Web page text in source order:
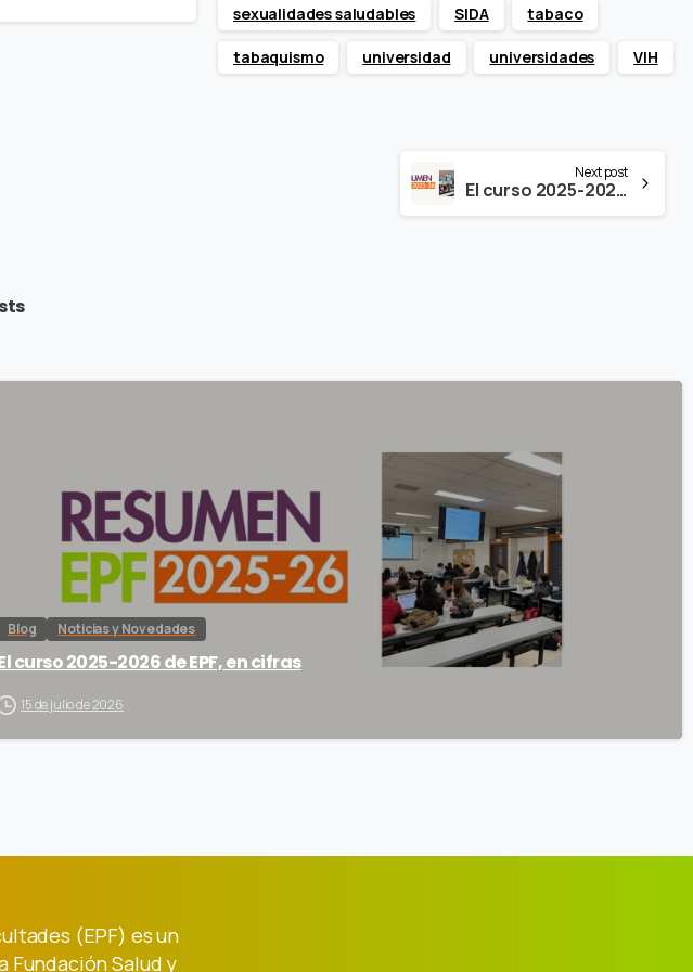
sexualidades saludables SIDA tabaco
tabaquismo universidad universidades VIH
Next post
El curso 2025-2026 de EPF, en cifras
Blog Noticias y Novedades
curso 2025-2026 de EPF, en cifras
15 de julio de 2026
(EPF) es un
Fundación Salud y